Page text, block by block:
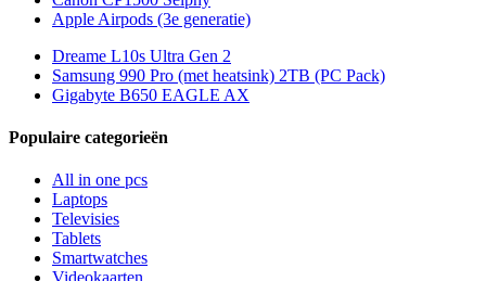
Apple Airpods (3e generatie)
Dreame L10s Ultra Gen 2
Samsung 990 Pro (met heatsink) 2TB (PC Pack)
Gigabyte B650 EAGLE AX
Populaire categorieën
All in one pcs
Laptops
Televisies
Tablets
Smartwatches
Videokaarten